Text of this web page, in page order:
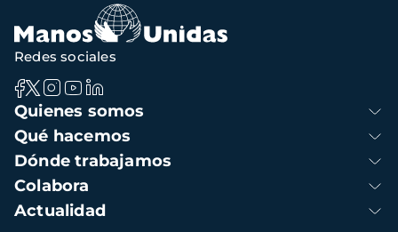
Navegación
principal
Quienes somos
Qué hacemos
Dónde trabajamos
Colabora
Actualidad
Redes sociales